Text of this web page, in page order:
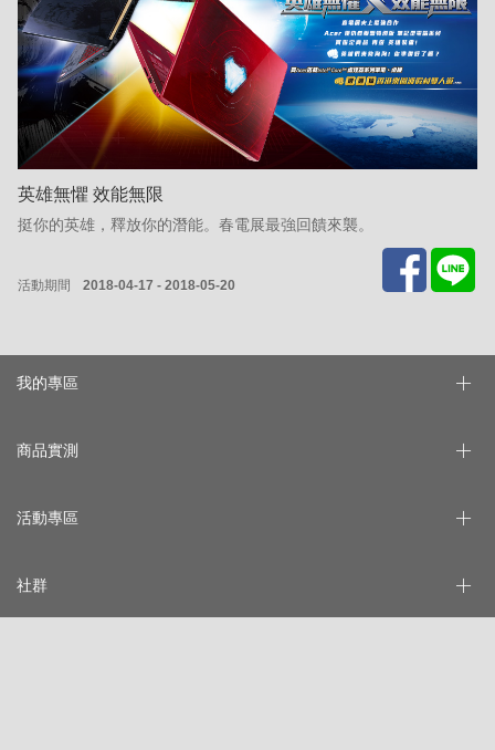
英雄無懼 效能無限
挺你的英雄，釋放你的潛能。春電展最強回饋來襲。
活動期間 2018-04-17 - 2018-05-20
我的專區
商品實測
活動專區
社群